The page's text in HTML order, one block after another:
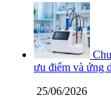
ưu điểm và ứng
25/06/2026